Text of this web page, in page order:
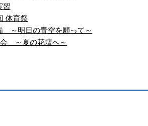
習
体育祭
～明日の青空を願って～
～夏の花壇へ～